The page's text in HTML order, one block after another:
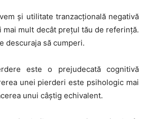
și utilitate tranzacțională negativă
mai mult decât prețul tău de referință.
descuraja să cumperi.
este o prejudecată cognitivă
unei pierderi este psihologic mai
unui câștig echivalent.